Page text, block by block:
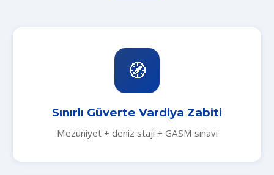
🧭
Sınırlı Güverte Vardiya Zabiti
Mezuniyet + deniz stajı + GASM sınavı